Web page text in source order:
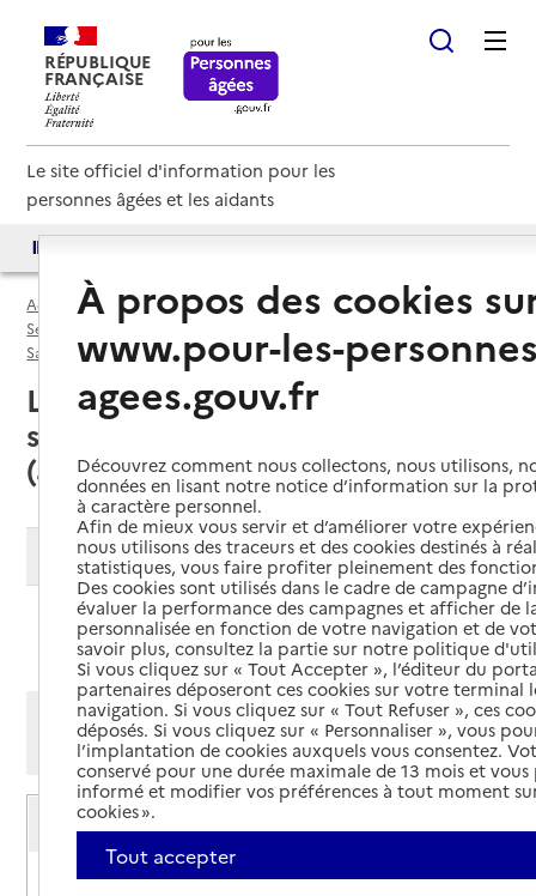
RÉPUBLIQUE
FRANÇAISE
Le site officiel d'information pour les
personnes âgées et les aidants
Accueil
Espace annuaire
Services autonomie à domicile (aide) par département
Sarthe (72)
Service autonomie à domicile (aide)
La Flèche (72200) : liste des 4
services autonomie à domicile
(aide)
Modifier ma recherche
Ajouter cette recherche aux favoris
Afficher les résultats par:
Mode liste
Mode carte
Service autonomie à domicile (aide)
Générale des services
Adresse
17 avenue d'Obernkirchen
À propos des cookies
www.pour-les-
agees.gouv.fr
Découvrez comment nous collectons, nous utilisons,
données en lisant notre notice d’information sur la
à caractère personnel.
Afin de mieux vous servir et d’améliorer votre
nous utilisons des traceurs et des cookies destinés à
statistiques, vous faire profiter pleinement des
Des cookies sont utilisés dans le cadre de campagne
évaluer la performance des campagnes et afficher de
personnalisée en fonction de votre navigation et de
savoir plus, consultez la partie sur notre politique
Si vous cliquez sur « Tout Accepter », l’éditeur du
partenaires déposeront ces cookies sur votre terminal
navigation. Si vous cliquez sur « Tout Refuser », ces
déposés. Si vous cliquez sur « Personnaliser », vous
l’implantation de cookies auxquels vous consentez.
conservé pour une durée maximale de 13 mois et
informé et modifier vos préférences à tout moment
cookies ».
Tout accepter